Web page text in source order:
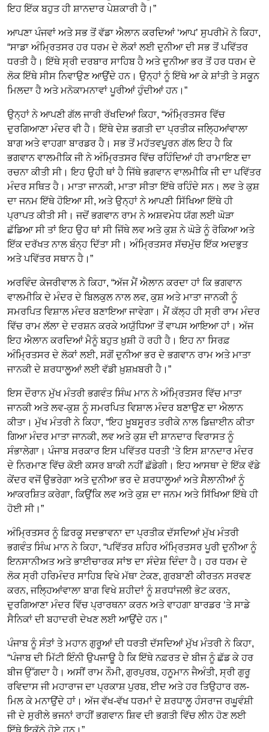
ਇਹ ਇੱਕ ਬਹੁਤ ਹੀ ਸ਼ਾਨਦਾਰ ਪੇਸ਼ਕਾਰੀ ਹੈ।”
ਆਪਣਾ ਪੰਜਵਾਂ ਅਤੇ ਸਭ ਤੋਂ ਵੱਡਾ ਐਲਾਨ ਕਰਦਿਆਂ ‘ਆਪ’ ਸੁਪਰੀਮੋ ਨੇ ਕਿਹਾ,
“ਸਾਡਾ ਅੰਮ੍ਰਿਤਸਰ ਹਰ ਧਰਮ ਦੇ ਲੋਕਾਂ ਲਈ ਦੁਨੀਆ ਦੀ ਸਭ ਤੋਂ ਪਵਿੱਤਰ
ਧਰਤੀ ਹੈ। ਇੱਥੇ ਸ੍ਰੀ ਦਰਬਾਰ ਸਾਹਿਬ ਹੈ ਅਤੇ ਦੁਨੀਆ ਭਰ ਤੋਂ ਹਰ ਧਰਮ ਦੇ
ਲੋਕ ਇੱਥੇ ਸੀਸ ਨਿਵਾਉਣ ਆਉਂਦੇ ਹਨ। ਉਨ੍ਹਾਂ ਨੂੰ ਇੱਥੇ ਆ ਕੇ ਸ਼ਾਂਤੀ ਤੇ ਸਕੂਨ
ਮਿਲਦਾ ਹੈ ਅਤੇ ਮਨੋਕਾਮਨਾਵਾਂ ਪੂਰੀਆਂ ਹੁੰਦੀਆਂ ਹਨ।”
ਉਨ੍ਹਾਂ ਨੇ ਆਪਣੀ ਗੱਲ ਜਾਰੀ ਰੱਖਦਿਆਂ ਕਿਹਾ, “ਅੰਮ੍ਰਿਤਸਰ ਵਿੱਚ
ਦੁਰਗਿਆਣਾ ਮੰਦਰ ਵੀ ਹੈ। ਇੱਥੇ ਦੇਸ਼ ਭਗਤੀ ਦਾ ਪ੍ਰਤੀਕ ਜਲ੍ਹਿਆਂਵਾਲਾ
ਬਾਗ ਅਤੇ ਵਾਹਗਾ ਬਾਰਡਰ ਹੈ। ਸਭ ਤੋਂ ਮਹੱਤਵਪੂਰਨ ਗੱਲ ਇਹ ਹੈ ਕਿ
ਭਗਵਾਨ ਵਾਲਮੀਕਿ ਜੀ ਨੇ ਅੰਮ੍ਰਿਤਸਰ ਵਿੱਚ ਰਹਿੰਦਿਆਂ ਹੀ ਰਾਮਾਇਣ ਦਾ
ਰਚਨਾ ਕੀਤੀ ਸੀ। ਇਹ ਉਹੀ ਥਾਂ ਹੈ ਜਿੱਥੇ ਭਗਵਾਨ ਵਾਲਮੀਕਿ ਜੀ ਦਾ ਪਵਿੱਤਰ
ਮੰਦਰ ਸਥਿਤ ਹੈ। ਮਾਤਾ ਜਾਨਕੀ, ਮਾਤਾ ਸੀਤਾ ਇੱਥੇ ਰਹਿੰਦੇ ਸਨ। ਲਵ ਤੇ ਕੁਸ਼
ਦਾ ਜਨਮ ਇੱਥੇ ਹੋਇਆ ਸੀ, ਅਤੇ ਉਨ੍ਹਾਂ ਨੇ ਆਪਣੀ ਸਿੱਖਿਆ ਇੱਥੇ ਹੀ
ਪ੍ਰਾਪਤ ਕੀਤੀ ਸੀ। ਜਦੋਂ ਭਗਵਾਨ ਰਾਮ ਨੇ ਅਸ਼ਵਮੇਧ ਯੱਗ ਲਈ ਘੋੜਾ
ਛੱਡਿਆ ਸੀ ਤਾਂ ਇਹ ਉਹ ਥਾਂ ਸੀ ਜਿੱਥੇ ਲਵ ਅਤੇ ਕੁਸ਼ ਨੇ ਘੋੜੇ ਨੂੰ ਰੋਕਿਆ ਅਤੇ
ਇੱਕ ਦਰੱਖਤ ਨਾਲ ਬੰਨ੍ਹ ਦਿੱਤਾ ਸੀ। ਅੰਮ੍ਰਿਤਸਰ ਸੱਚਮੁੱਚ ਇੱਕ ਅਦਭੁਤ
ਅਤੇ ਪਵਿੱਤਰ ਸਥਾਨ ਹੈ।”
ਅਰਵਿੰਦ ਕੇਜਰੀਵਾਲ ਨੇ ਕਿਹਾ, “ਅੱਜ ਮੈਂ ਐਲਾਨ ਕਰਦਾ ਹਾਂ ਕਿ ਭਗਵਾਨ
ਵਾਲਮੀਕਿ ਦੇ ਮੰਦਰ ਦੇ ਬਿਲਕੁਲ ਨਾਲ ਲਵ, ਕੁਸ਼ ਅਤੇ ਮਾਤਾ ਜਾਨਕੀ ਨੂੰ
ਸਮਰਪਿਤ ਵਿਸ਼ਾਲ ਮੰਦਰ ਬਣਾਇਆ ਜਾਵੇਗਾ। ਮੈਂ ਕੱਲ੍ਹ ਹੀ ਸ੍ਰੀ ਰਾਮ ਮੰਦਰ
ਵਿੱਚ ਰਾਮ ਲੱਲਾ ਦੇ ਦਰਸ਼ਨ ਕਰਕੇ ਅਯੁੱਧਿਆ ਤੋਂ ਵਾਪਸ ਆਇਆ ਹਾਂ। ਅੱਜ
ਇਹ ਐਲਾਨ ਕਰਦਿਆਂ ਮੈਨੂੰ ਬਹੁਤ ਖ਼ੁਸ਼ੀ ਹੋ ਰਹੀ ਹੈ। ਇਹ ਨਾ ਸਿਰਫ਼
ਅੰਮ੍ਰਿਤਸਰ ਦੇ ਲੋਕਾਂ ਲਈ, ਸਗੋਂ ਦੁਨੀਆ ਭਰ ਦੇ ਭਗਵਾਨ ਰਾਮ ਅਤੇ ਮਾਤਾ
ਜਾਨਕੀ ਦੇ ਸ਼ਰਧਾਲੂਆਂ ਲਈ ਵੱਡੀ ਖ਼ੁਸ਼ਖ਼ਬਰੀ ਹੈ।”
ਇਸ ਦੌਰਾਨ ਮੁੱਖ ਮੰਤਰੀ ਭਗਵੰਤ ਸਿੰਘ ਮਾਨ ਨੇ ਅੰਮ੍ਰਿਤਸਰ ਵਿੱਚ ਮਾਤਾ
ਜਾਨਕੀ ਅਤੇ ਲਵ-ਕੁਸ਼ ਨੂੰ ਸਮਰਪਿਤ ਵਿਸ਼ਾਲ ਮੰਦਰ ਬਣਾਉਣ ਦਾ ਐਲਾਨ
ਕੀਤਾ। ਮੁੱਖ ਮੰਤਰੀ ਨੇ ਕਿਹਾ, “ਇਹ ਖ਼ੂਬਸੂਰਤ ਤਰੀਕੇ ਨਾਲ ਡਿਜ਼ਾਈਨ ਕੀਤਾ
ਗਿਆ ਮੰਦਰ ਮਾਤਾ ਜਾਨਕੀ, ਲਵ ਅਤੇ ਕੁਸ਼ ਦੀ ਸ਼ਾਨਦਾਰ ਵਿਰਾਸਤ ਨੂੰ
ਸੰਭਾਲੇਗਾ। ਪੰਜਾਬ ਸਰਕਾਰ ਇਸ ਪਵਿੱਤਰ ਧਰਤੀ ‘ਤੇ ਇਸ ਸ਼ਾਨਦਾਰ ਮੰਦਰ
ਦੇ ਨਿਰਮਾਣ ਵਿੱਚ ਕੋਈ ਕਸਰ ਬਾਕੀ ਨਹੀਂ ਛੱਡੇਗੀ। ਇਹ ਆਸਥਾ ਦੇ ਇੱਕ ਵੱਡੇ
ਕੇਂਦਰ ਵਜੋਂ ਉਭਰੇਗਾ ਅਤੇ ਦੁਨੀਆ ਭਰ ਦੇ ਸ਼ਰਧਾਲੂਆਂ ਅਤੇ ਸੈਲਾਨੀਆਂ ਨੂੰ
ਆਕਰਸ਼ਿਤ ਕਰੇਗਾ, ਕਿਉਂਕਿ ਲਵ ਅਤੇ ਕੁਸ਼ ਦਾ ਜਨਮ ਅਤੇ ਸਿੱਖਿਆ ਇੱਥੇ ਹੀ
ਹੋਈ ਸੀ।”
ਅੰਮ੍ਰਿਤਸਰ ਨੂੰ ਫ਼ਿਰਕੂ ਸਦਭਾਵਨਾ ਦਾ ਪ੍ਰਤੀਕ ਦੱਸਦਿਆਂ ਮੁੱਖ ਮੰਤਰੀ
ਭਗਵੰਤ ਸਿੰਘ ਮਾਨ ਨੇ ਕਿਹਾ, “ਪਵਿੱਤਰ ਸ਼ਹਿਰ ਅੰਮ੍ਰਿਤਸਰ ਪੂਰੀ ਦੁਨੀਆ ਨੂੰ
ਇਨਸਾਨੀਅਤ ਅਤੇ ਭਾਈਚਾਰਕ ਸਾਂਝ ਦਾ ਸੰਦੇਸ਼ ਦਿੰਦਾ ਹੈ। ਹਰ ਧਰਮ ਦੇ
ਲੋਕ ਸ੍ਰੀ ਹਰਿਮੰਦਰ ਸਾਹਿਬ ਵਿਖੇ ਮੱਥਾ ਟੇਕਣ, ਗੁਰਬਾਣੀ ਕੀਰਤਨ ਸਰਵਣ
ਕਰਨ, ਜਲ੍ਹਿਆਂਵਾਲਾ ਬਾਗ ਵਿਖੇ ਸ਼ਹੀਦਾਂ ਨੂੰ ਸ਼ਰਧਾਂਜਲੀ ਭੇਟ ਕਰਨ,
ਦੁਰਗਿਆਣਾ ਮੰਦਰ ਵਿੱਚ ਪ੍ਰਾਰਥਨਾ ਕਰਨ ਅਤੇ ਵਾਹਗਾ ਬਾਰਡਰ ‘ਤੇ ਸਾਡੇ
ਸੈਨਿਕਾਂ ਦੀ ਬਹਾਦਰੀ ਦੇਖਣ ਲਈ ਆਉਂਦੇ ਹਨ।”
ਪੰਜਾਬ ਨੂੰ ਸੰਤਾਂ ਤੇ ਮਹਾਨ ਗੁਰੂਆਂ ਦੀ ਧਰਤੀ ਦੱਸਦਿਆਂ ਮੁੱਖ ਮੰਤਰੀ ਨੇ ਕਿਹਾ,
“ਪੰਜਾਬ ਦੀ ਮਿੱਟੀ ਇੰਨੀ ਉਪਜਾਊ ਹੈ ਕਿ ਇੱਥੇ ਨਫ਼ਰਤ ਦੇ ਬੀਜ ਨੂੰ ਛੱਡ ਕੇ ਹਰ
ਬੀਜ ਉੱਗਦਾ ਹੈ। ਅਸੀਂ ਰਾਮ ਨੌਮੀ, ਗੁਰਪੁਰਬ, ਹਨੂਮਾਨ ਜੈਅੰਤੀ, ਸ੍ਰੀ ਗੁਰੂ
ਰਵਿਦਾਸ ਜੀ ਮਹਾਰਾਜ ਦਾ ਪ੍ਰਕਾਸ਼ ਪੁਰਬ, ਈਦ ਅਤੇ ਹਰ ਤਿਉਹਾਰ ਰਲ-
ਮਿਲ ਕੇ ਮਨਾਉਂਦੇ ਹਾਂ। ਅੱਜ ਵੱਖ-ਵੱਖ ਧਰਮਾਂ ਦੇ ਸ਼ਰਧਾਲੂ ਹੰਸਰਾਜ ਰਘੂਵੰਸ਼ੀ
ਜੀ ਦੇ ਸੁਰੀਲੇ ਭਜਨਾਂ ਰਾਹੀਂ ਭਗਵਾਨ ਸ਼ਿਵ ਦੀ ਭਗਤੀ ਵਿੱਚ ਲੀਨ ਹੋਣ ਲਈ
ਇੱਥੇ ਇਕੱਠੇ ਹੋਏ ਹਨ।”